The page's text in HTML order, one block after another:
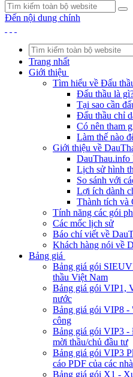
Đến nội dung chính
Trang nhất
Giới thiệu
Tìm hiểu về Đấu
Đấu thầu là
Tại sao cần
Đấu thầu chỉ
Có nên tham
Làm thế nào
Giới thiệu về
DauThau.info
Lịch sử hình
So sánh với
Lợi ích dành
Thành tích và
Tính năng các gói
Các mốc lịch sử
Báo chí viết về
Khách hàng nói về
Bảng giá
Bảng giá gói
thầu Việt Nam
Bảng giá gói VIP1,
nước
Bảng giá gói VIP8 -
công
Bảng giá gói VIP3 -
mời thầu/chủ đầu tư
Bảng giá gói VIP3
cáo PDF của các
Bảng giá gói X1 -